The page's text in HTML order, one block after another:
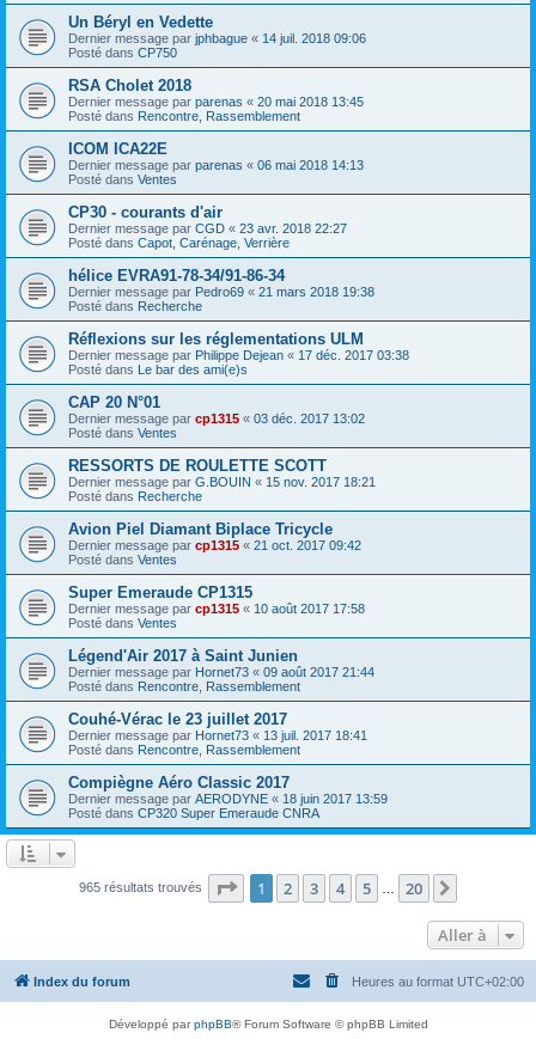
Un Béryl en Vedette
Dernier message par jphbague « 14 juil. 2018 09:06
Posté dans CP750
RSA Cholet 2018
Dernier message par parenas « 20 mai 2018 13:45
Posté dans Rencontre, Rassemblement
ICOM ICA22E
Dernier message par parenas « 06 mai 2018 14:13
Posté dans Ventes
CP30 - courants d'air
Dernier message par CGD « 23 avr. 2018 22:27
Posté dans Capot, Carénage, Verrière
hélice EVRA91-78-34/91-86-34
Dernier message par Pedro69 « 21 mars 2018 19:38
Posté dans Recherche
Réflexions sur les réglementations ULM
Dernier message par Philippe Dejean « 17 déc. 2017 03:38
Posté dans Le bar des ami(e)s
CAP 20 N°01
Dernier message par cp1315 « 03 déc. 2017 13:02
Posté dans Ventes
RESSORTS DE ROULETTE SCOTT
Dernier message par G.BOUIN « 15 nov. 2017 18:21
Posté dans Recherche
Avion Piel Diamant Biplace Tricycle
Dernier message par cp1315 « 21 oct. 2017 09:42
Posté dans Ventes
Super Emeraude CP1315
Dernier message par cp1315 « 10 août 2017 17:58
Posté dans Ventes
Légend'Air 2017 à Saint Junien
Dernier message par Hornet73 « 09 août 2017 21:44
Posté dans Rencontre, Rassemblement
Couhé-Vérac le 23 juillet 2017
Dernier message par Hornet73 « 13 juil. 2017 18:41
Posté dans Rencontre, Rassemblement
Compiègne Aéro Classic 2017
Dernier message par AERODYNE « 18 juin 2017 13:59
Posté dans CP320 Super Emeraude CNRA
965 résultats trouvés Page 1sur20
1 2 3 4 5 20
Aller à
Index du forum Heures au format UTC+02:00
Développé parphpBB® Forum Software © phpBB Limited